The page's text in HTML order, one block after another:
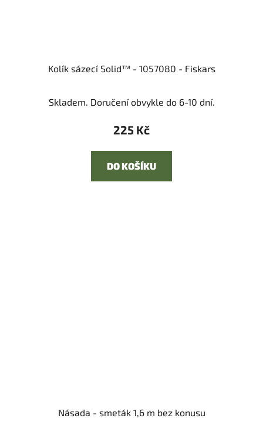
Kolík sázecí Solid™ - 1057080 - Fiskars
Skladem. Doručení obvykle do 6-10 dní.
225 Kč
DO KOŠÍKU
Násada - smeták 1,6 m bez konusu